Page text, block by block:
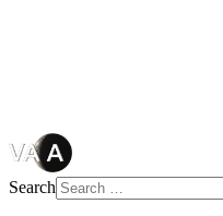
Search